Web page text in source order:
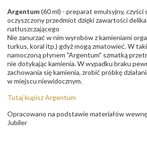
Argentum(60 ml) - preparat emulsyjny, czyści
oczyszczony przedmiot dzięki zawartości
natłuszczającego
Nie zanurzać w nim wyrobów z kamieniami
turkus, koral itp.) gdyż mogą zmatowieć. W
namoczoną płynem "Argentum" szmatką
nie dotykając kamienia. W wypadku braku
zachowania się kamienia, zrobić próbkę
w miejscu niewidocznym.
Tutaj kupisz Argentum
Opracowano na podstawie materiałów
Jubiler